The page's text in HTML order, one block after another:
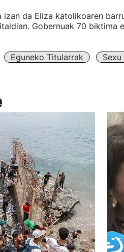
izan da Eliza katolikoaren
Gobernuak 70 biktima
Eguneko Titularrak